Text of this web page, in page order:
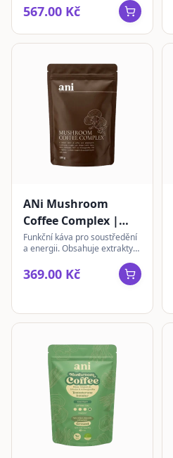
kolagenem pro harmonický
den.
567.00 Kč
ANi Mushroom
Coffee Complex |
instantní 180g
Funkční káva pro soustředění
a energii. Obsahuje extrakty
Cordyceps, Reishi a
Ashwagandha s L-theaninem.
369.00 Kč